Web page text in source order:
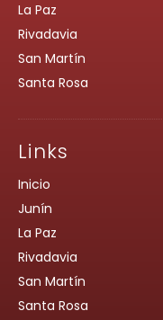
La Paz
Rivadavia
San Martín
Santa Rosa
Links
Inicio
Junín
La Paz
Rivadavia
San Martín
Santa Rosa